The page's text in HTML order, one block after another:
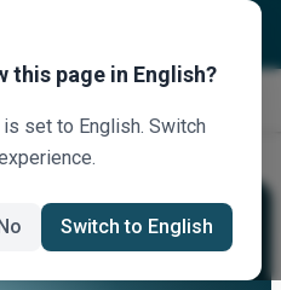
Ένα Citroen C1
this page in English?
set to English. Switch
Switch to English